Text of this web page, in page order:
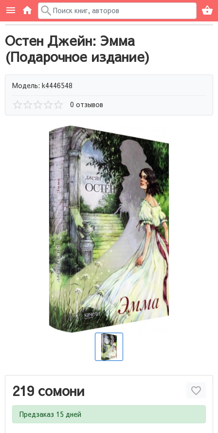
Остен Джейн: Эмма
(Подарочное издание)
Модель: k4446548
0 отзывов
219 сомони
Предзаказ 15 дней